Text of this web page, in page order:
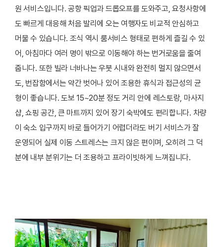
원 서비스입니다. 공항 픽업과 드롭오프를 도와주고, 요청사항에
도 빠르게 대응해 처음 발리에 오는 여행자도 비교적 안심하고
머물 수 있습니다. 조식 역시 룸서비스 형태로 편하게 즐길 수 있
어, 아침마다 여러 명이 밖으로 이동해야 하는 번거로움을 줄여
줍니다. 또한 빌라 너바나는 우붓 시내와 완전히 멀지 않으면서
도, 번잡함에서는 약간 벗어나 있어 조용한 휴식과 접근성의 균
형이 좋습니다. 도보 15~20분 정도 거리 안에 레스토랑, 마사지
샵, 쇼핑 공간, 큰 마트까지 있어 장기 숙박에도 편리합니다. 차량
이 숙소 입구까지 바로 들어가기 어렵더라도 버기 서비스가 잘
운영되어 실제 이동 스트레스는 크지 않은 편이며, 오히려 그 덕
분에 내부 분위기는 더 조용하고 프라이빗하게 느껴집니다.